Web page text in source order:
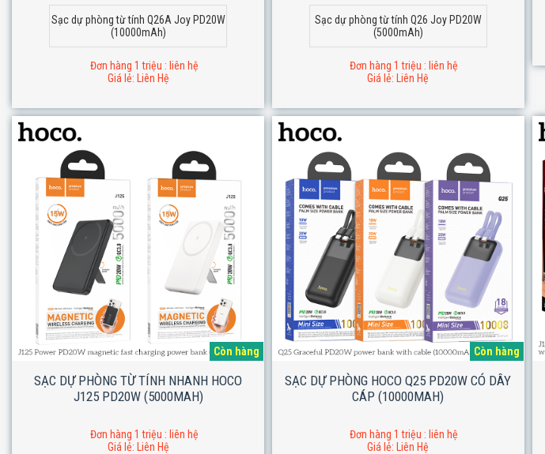
Sạc dự phòng từ tính Q26A Joy PD20W
(10000mAh)
Đơn hàng 1 triệu : liên hệ
Giá lẻ: Liên Hệ
Sạc dự phòng từ tính Q26 Joy PD20W
(5000mAh)
Đơn hàng 1 triệu : liên hệ
Giá lẻ: Liên Hệ
Còn hàng
SẠC DỰ PHÒNG TỪ TÍNH NHANH HOCO
J125 PD20W (5000MAH)
Đơn hàng 1 triệu : liên hệ
Giá lẻ: Liên Hệ
Còn hàng
SẠC DỰ PHÒNG HOCO Q25 PD20W CÓ DÂY
CÁP (10000MAH)
Đơn hàng 1 triệu : liên hệ
Giá lẻ: Liên Hệ